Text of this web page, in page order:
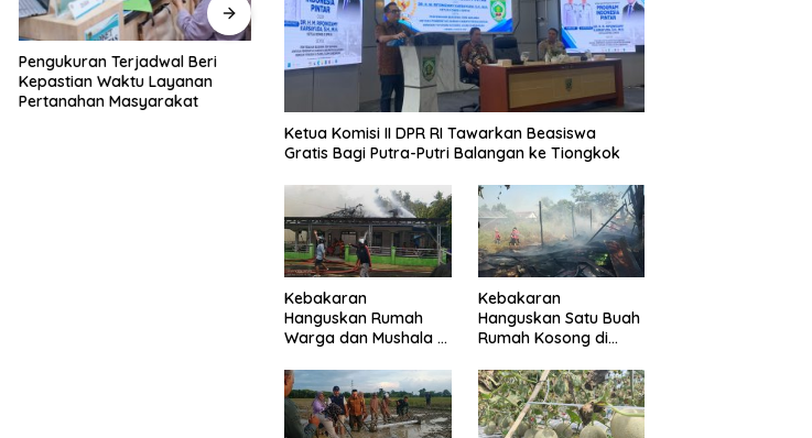
SDN Mungkur Uyam Evaluasi
Empat Standar Pelayanan
Publik
Ketua Komisi II DPR RI Tinjau
Langsung Pelayanan
Pertanahan Balangan
Ketua Komisi II DPR RI Tawarkan Beasiswa
Gratis Bagi Putra-Putri Balangan ke Tiongkok
Kebakaran
Hanguskan Rumah
Warga dan Mushala di
Terdampak
Kebakaran
Hanguskan Satu Buah
Rumah Kosong di